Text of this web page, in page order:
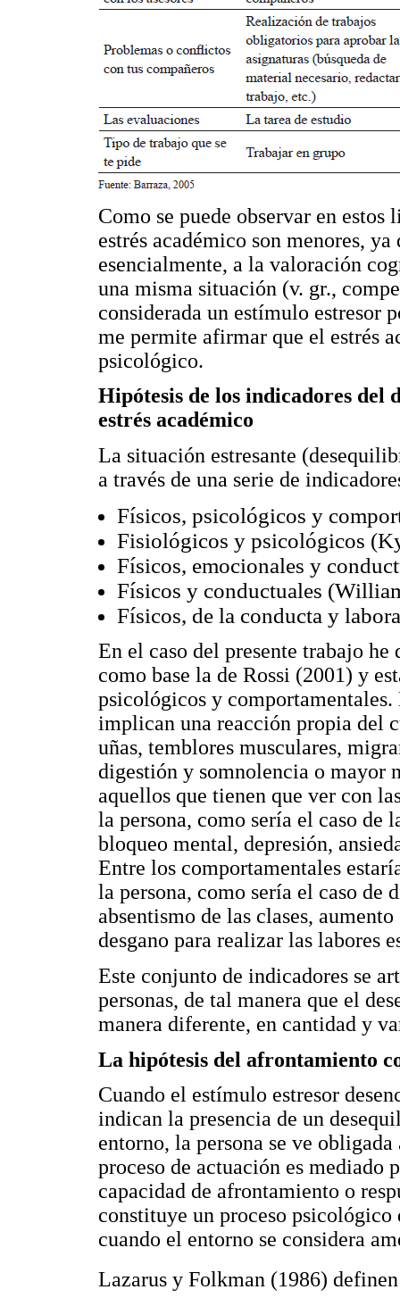
Como se puede observar en
estrés académico son menores,
esencialmente, a la valoración
una misma situación (v. gr.,
considerada un estímulo estresor
me permite afirmar que el estrés
psicológico.
Hipótesis de los indicadores del
estrés académico
La situación estresante
a través de una serie de
Físicos, psicológicos y
Fisiológicos y psicológicos
Físicos, emocionales y
Físicos y conductuales
Físicos, de la conducta y
En el caso del presente trabajo
como base la de Rossi (2001) y
psicológicos y
implican una reacción propia del
uñas, temblores musculares,
digestión y somnolencia o mayor
aquellos que tienen que ver con
la persona, como sería el caso de
bloqueo mental, depresión,
Entre los comportamentales
la persona, como sería el caso de
absentismo de las clases,
desgano para realizar las labores
Este conjunto de indicadores se
personas, de tal manera que el
manera diferente, en cantidad y
La hipótesis del afrontamiento
Cuando el estímulo estresor
indican la presencia de un
entorno, la persona se ve
proceso de actuación es mediado
capacidad de afrontamiento o
constituye un proceso psicológico
cuando el entorno se considera
Lazarus y Folkman (1986)